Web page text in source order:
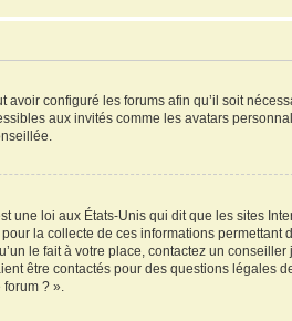
configuré les forums afin qu’il soit
aux invités comme les avatars
une loi aux États-Unis qui dit que les sites
la collecte de ces informations
le fait à votre place, contactez un
être contactés pour des questions légales
? ».